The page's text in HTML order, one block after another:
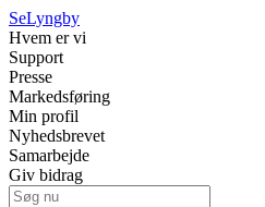
SeLyngby
Hvem er vi
Support
Presse
Markedsføring
Min profil
Nyhedsbrevet
Samarbejde
Giv bidrag